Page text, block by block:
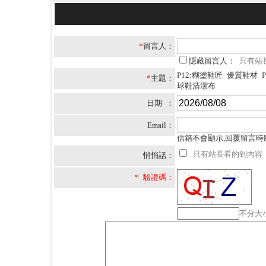
*留言人：
隱藏留言人： 只有站
*主題：
P12:糊塗鞋匠 優質鞋材
球鞋清潔布
日期 ：
Email：
信箱不會顯示,回覆留言
悄悄話：
只有站長看的到內容
* 驗證碼：
不分大